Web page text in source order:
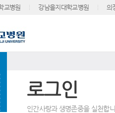
교병원 강남을지대학교병원 의
로그인
인간사랑과 생명존중을 실천합